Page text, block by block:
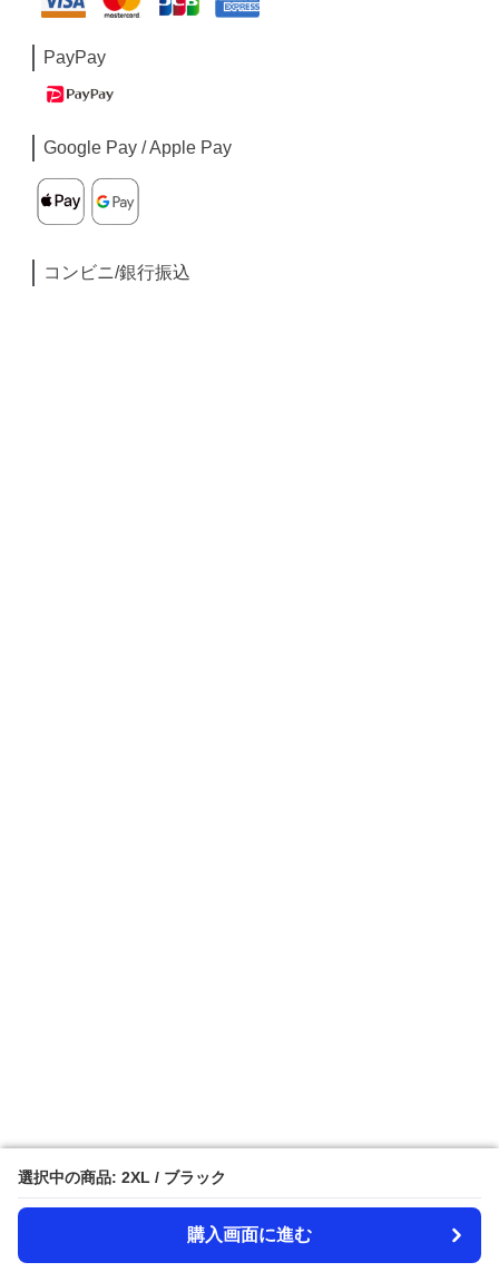
選択中の商品: 2XL / ブラック
購入画面に進む
選択中の商品: 2XL / ブラック
購入画面に進む
PayPay
Google Pay / Apple Pay
コンビニ/銀行振込